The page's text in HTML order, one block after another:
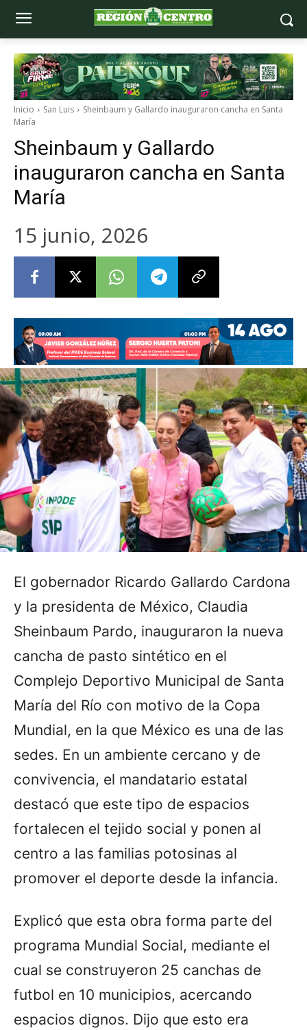
Inicio San Luis
Sheinbaum y Gallardo inauguraron cancha en Santa
María
Sheinbaum y Gallardo
inauguraron cancha en Santa
María
15 junio, 2026
El gobernador Ricardo Gallardo Cardona
y la presidenta de México, Claudia
Sheinbaum Pardo, inauguraron la nueva
cancha de pasto sintético en el
Complejo Deportivo Municipal de Santa
María del Río con motivo de la Copa
Mundial, en la que México es una de las
sedes. En un ambiente cercano y de
convivencia, el mandatario estatal
destacó que este tipo de espacios
fortalecen el tejido social y ponen al
centro a las familias potosinas al
promover el deporte desde la infancia.
Explicó que esta obra forma parte del
programa Mundial Social, mediante el
cual se construyeron 25 canchas de
futbol en 10 municipios, acercando
espacios dignos. Dijo que esto era